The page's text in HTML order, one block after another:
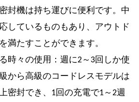
封機は持ち運びに便利です。中
しているものもあり、アウトド
満たすことができます。
時々の使用：週に2～3回しか使
から高級のコードレスモデルは
密封でき、1回の充電で1～2週